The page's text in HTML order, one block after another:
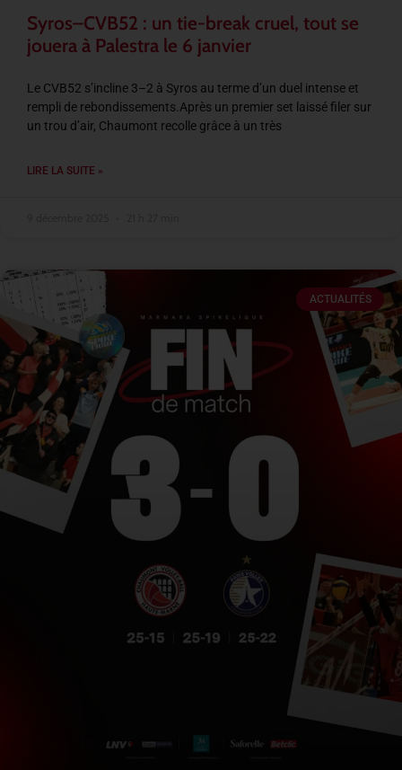
Syros–CVB52 : un tie-break cruel, tout se
jouera à Palestra le 6 janvier
Le CVB52 s’incline 3–2 à Syros au terme d’un duel intense et
rempli de rebondissements.Après un premier set laissé filer sur
un trou d’air, Chaumont recolle grâce à un très
LIRE LA SUITE »
ACTUALITÉS